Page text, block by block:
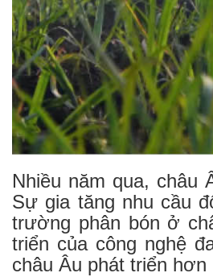
Nhiều năm qua, châu
Sự gia tăng nhu cầu
trường phân bón ở
triển của công nghệ
châu Âu phát triển hơn